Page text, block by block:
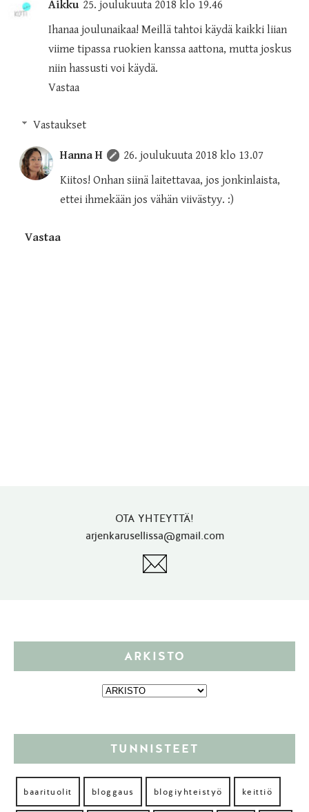
Aikku 25. joulukuuta 2018 klo 19.46
Ihanaa joulunaikaa! Meillä tahtoi käydä kaikki liian
viime tipassa ruokien kanssa aattona, mutta joskus
niin hassusti voi käydä.
Vastaa
Vastaukset
Hanna H
26. joulukuuta 2018 klo 13.07
Kiitos! Onhan siinä laitettavaa, jos jonkinlaista,
ettei ihmekään jos vähän viivästyy. :)
Vastaa
OTA YHTEYTTÄ!
arjenkarusellissa@gmail.com
ARKISTO
TUNNISTEET
baarituolit bloggaus blogiyhteistyö keittiö